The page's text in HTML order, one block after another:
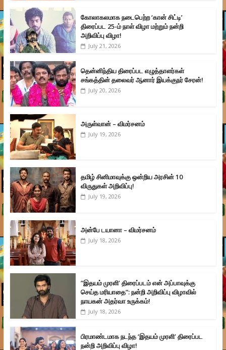
கோலாகலமாக நடைபெற்ற ‘கான் சிட்டி’
திரைப்பட 25-ம் நாள் விழா மற்றும் நன்றி
அறிவிப்பு விழா!
July 21, 2026
தென்னிந்திய திரைப்பட எழுத்தாளர்கள்
சங்கத்தின் தலைவர் ஆனார் இயக்குநர் சேரன்!
July 20, 2026
அருள்வான் – விமர்சனம்
July 19, 2026
தமிழ் சினிமாவுக்கு ஒன்றிய அரசின் 10
விருதுகள் அறிவிப்பு!
July 19, 2026
அன்பே டயானா – விமர்சனம்
July 18, 2026
”இதயம் முரளி’ திரைப்படம் என் அப்பாவுக்கு
செய்த மரியாதை”: நன்றி அறிவிப்பு விழாவில்
நாயகன் அதர்வா உருக்கம்!
July 18, 2026
பிரமாண்டமாக நடந்த ‘இதயம் முரளி’ திரைப்பட
நன்றி அறிவிப்பு விழா!